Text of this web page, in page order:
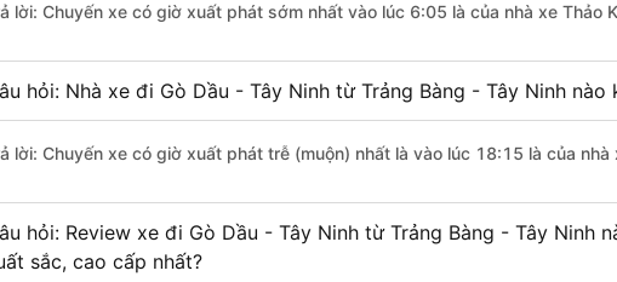
lời: Chuyến xe có giờ xuất phát sớm nhất vào lúc 6:05 là của nhà xe Thảo
hỏi: Nhà xe đi Gò Dầu - Tây Ninh từ Trảng Bàng - Tây Ninh nào
lời: Chuyến xe có giờ xuất phát trễ (muộn) nhất là vào lúc 18:15 là của nhà
hỏi: Review xe đi Gò Dầu - Tây Ninh từ Trảng Bàng - Tây Ninh
sắc, cao cấp nhất?